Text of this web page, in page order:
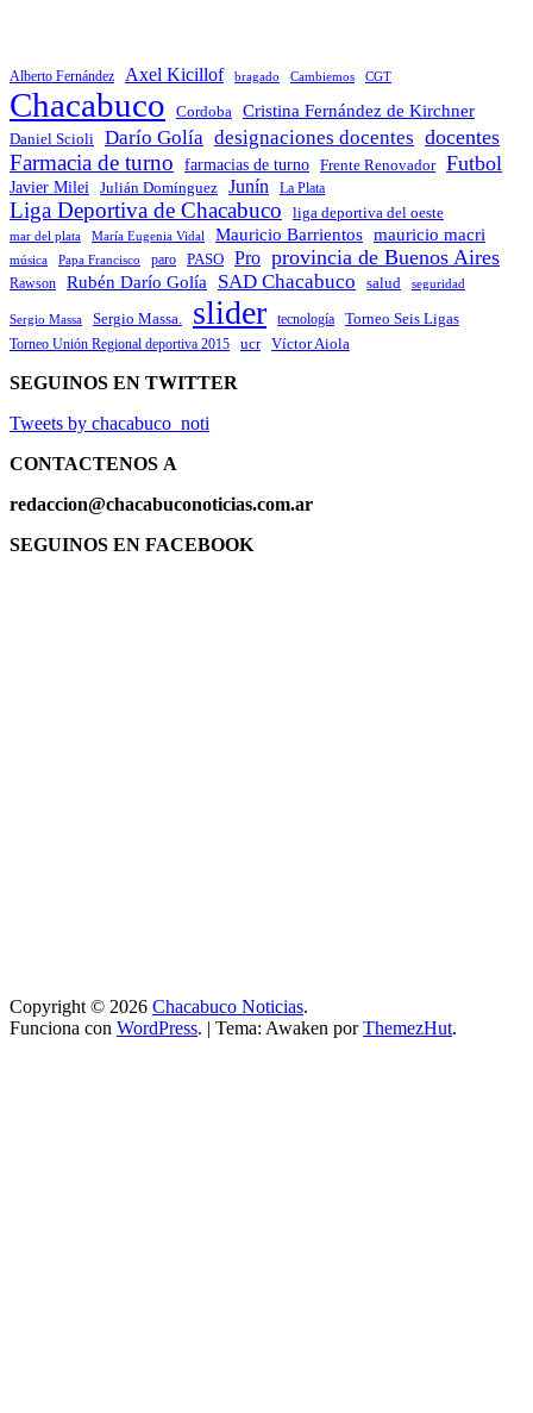
Alberto Fernández Axel Kicillof bragado Cambiemos CGT
Chacabuco Cordoba Cristina Fernández de Kirchner
Daniel Scioli Darío Golía designaciones docentes docentes
Farmacia de turno farmacias de turno Frente Renovador Futbol
Javier Milei Julián Domínguez Junín La Plata
Liga Deportiva de Chacabuco liga deportiva del oeste
mar del plata María Eugenia Vidal Mauricio Barrientos mauricio macri
música Papa Francisco paro PASO Pro provincia de Buenos Aires
Rawson Rubén Darío Golía SAD Chacabuco salud seguridad
Sergio Massa Sergio Massa. slider tecnología Torneo Seis Ligas
Torneo Unión Regional deportiva 2015 ucr Víctor Aiola
SEGUINOS EN TWITTER
Tweets by chacabuco_noti
CONTACTENOS A
redaccion@chacabuconoticias.com.ar
SEGUINOS EN FACEBOOK
Copyright © 2026 Chacabuco Noticias.
Funciona con WordPress. | Tema: Awaken porThemezHut.